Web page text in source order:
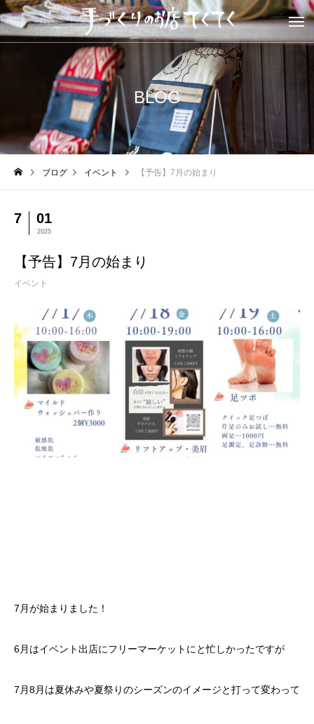
BLOG
ブログ イベント 【予告】7月の始まり
7 01
2025
【予告】7月の始まり
イベント
7月が始まりました！
6月はイベント出店にフリーマーケットにと忙しかったですが
7月8月は夏休みや夏祭りのシーズンのイメージと打って変わって